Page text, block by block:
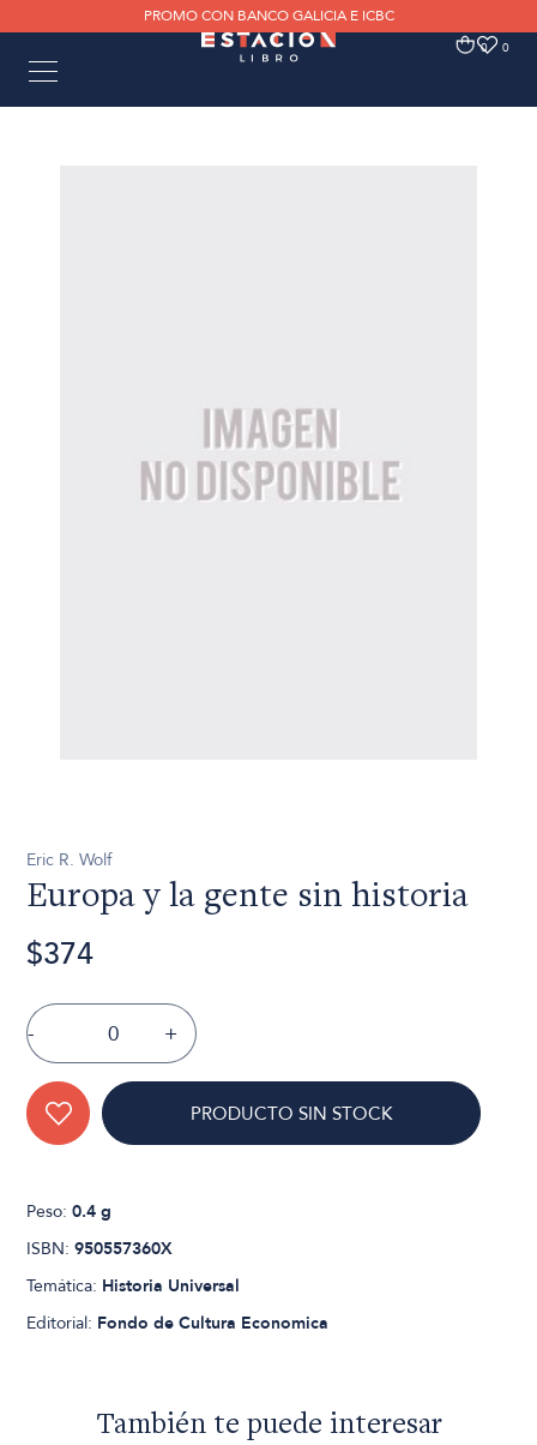
PROMO CON BANCO GALICIA E ICBC
0 0
Eric R. Wolf
Europa y la gente sin historia
$374
- +
PRODUCTO SIN STOCK
Peso:0.4 g
ISBN:950557360X
Temática: Historia Universal
Editorial: Fondo de Cultura Economica
También te puede interesar